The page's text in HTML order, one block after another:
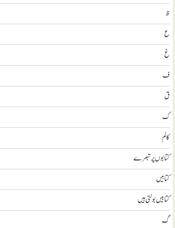
ظ
ع
غ
ف
ق
ک
کالم
کتابوں پر تبصرے
کتابيں
کتابیں بولتی ہیں
گ